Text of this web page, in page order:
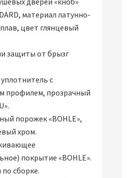
материал латунно-
цвет глянцевый
защиты от брызг
с
профилем, прозрачный
порожек «BOHLE»,
хром.
покрытие «BOHLE».
сборке.